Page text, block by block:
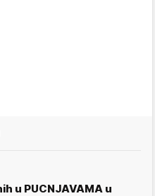
u PUCNJAVAMA u